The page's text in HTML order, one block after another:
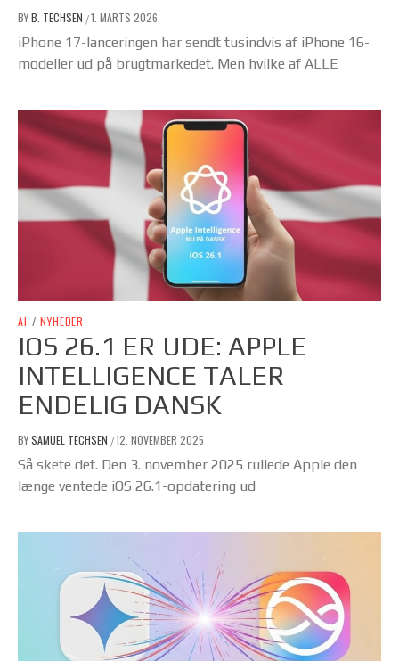
BYB. TECHSEN /1. MARTS 2026
iPhone 17-lanceringen har sendt tusindvis af iPhone 16-
modeller ud på brugtmarkedet. Men hvilke af ALLE
AI / NYHEDER
IOS 26.1 ER UDE: APPLE
INTELLIGENCE TALER
ENDELIG DANSK
BYSAMUEL TECHSEN /12. NOVEMBER 2025
Så skete det. Den 3. november 2025 rullede Apple den
længe ventede iOS 26.1-opdatering ud